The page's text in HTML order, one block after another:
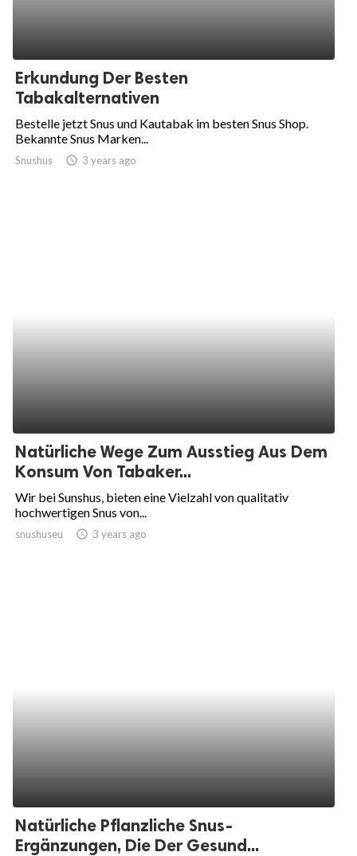
Erkundung Der Besten
Tabakalternativen
Bestelle jetzt Snus und Kautabak im besten Snus Shop.
Bekannte Snus Marken...
Snushus access_time 3 years ago
Natürliche Wege Zum Ausstieg Aus Dem
Konsum Von Tabaker...
Wir bei Sunshus, bieten eine Vielzahl von qualitativ
hochwertigen Snus von...
snushuseu access_time 3 years ago
Natürliche Pflanzliche Snus-
Ergänzungen, Die Der Gesund...